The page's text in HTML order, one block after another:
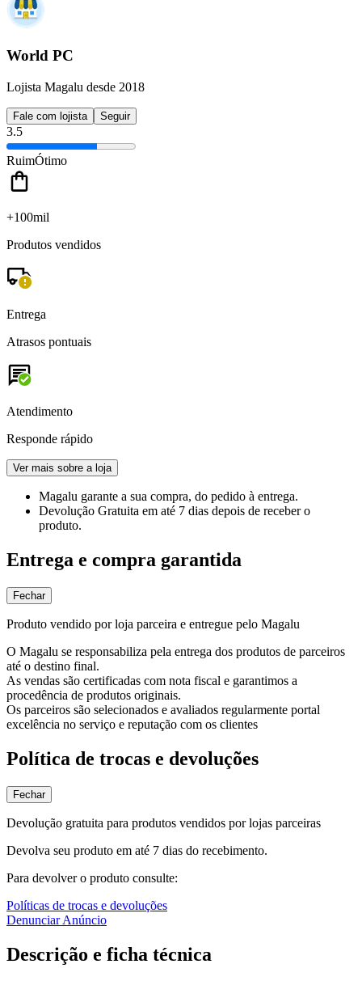
World PC
Lojista Magalu desde 2018
Fale com lojista Seguir
3.5
RuimÓtimo
+100mil
Produtos vendidos
Entrega
Atrasos pontuais
Atendimento
Responde rápido
Ver mais sobre a loja
Magalu garante a sua compra, do pedido à entrega.
Devolução Gratuita em até 7 dias depois de receber o
produto.
Entrega e compra garantida
Fechar
Produto vendido por loja parceira e entregue pelo Magalu
O Magalu se responsabiliza pela entrega dos produtos de parceiros
até o destino final.
As vendas são certificadas com nota fiscal e garantimos a
procedência de produtos originais.
Os parceiros são selecionados e avaliados regularmente portal
excelência no serviço e reputação com os clientes
Política de trocas e devoluções
Fechar
Devolução gratuita para produtos vendidos por lojas parceiras
Devolva seu produto em até 7 dias do recebimento.
Para devolver o produto consulte:
Políticas de trocas e devoluções
Denunciar Anúncio
Descrição e ficha técnica